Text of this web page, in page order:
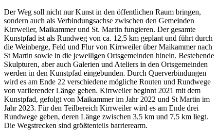
Der Weg soll nicht nur Kunst in den öffentlichen Raum bringen,
sondern auch als Verbindungsachse zwischen den Gemeinden
Kirrweiler, Maikammer und St. Martin fungieren. Der gesamte
Kunstpfad ist als Rundweg von ca. 12,5 km geplant und führt durch
die Weinberge, Feld und Flur von Kirrweiler über Maikammer nach
St Martin sowie in die jeweiligen Ortsgemeinden hinein. Bestehende
Skulpturen, aber auch Galerien und Ateliers in den Ortsgemeinden
werden in den Kunstpfad eingebunden. Durch Querverbindungen
wird es am Ende 22 verschiedene mögliche Routen und Rundwege
von variierender Länge geben. Kirrweiler beginnt 2021 mit dem
Kunstpfad, gefolgt von Maikammer im Jahr 2022 und St Martin im
Jahr 2023. Für den Teilbereich Kirrweiler wird es am Ende drei
Rundwege geben, deren Länge zwischen 3,5 km und 7,5 km liegt.
Die Wegstrecken sind größtenteils barrierearm.